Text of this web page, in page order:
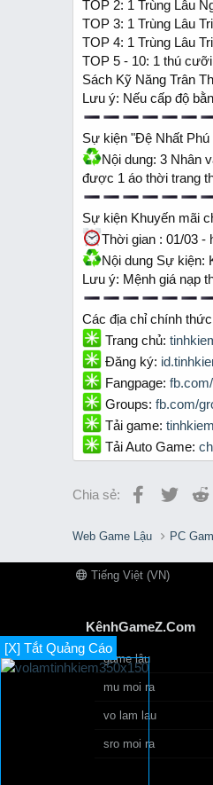
TOP 2: 1 Trùng Lâu
TOP 3: 1 Trùng Lâu
TOP 4: 1 Trùng Lâu
TOP 5 - 10: 1 thú
Sách Kỹ Năng Trân
Lưu ý: Nếu cấp độ
Sự kiện "Đệ Nhất Phú
Nội dung: 3 Nhân
được 1 áo thời trang
Sự kiện Khuyến mãi
Thời gian : 01/03 -
Nội dung Sự kiện:
Lưu ý: Mệnh giá nạp
Các địa chỉ chính
Trang chủ:
Đăng ký:
Fangpage:
Groups: fb.com/
Tải game:
Tải Auto Game:
Chia sẻ: Facebook
Twitter
[X] Tắt Quảng Cáo
Web Game Lậu PC
Tiếng Việt (VN)
KênhGameZ.Com
game lậu
mu moi ra
vo lam lau
sro moi ra